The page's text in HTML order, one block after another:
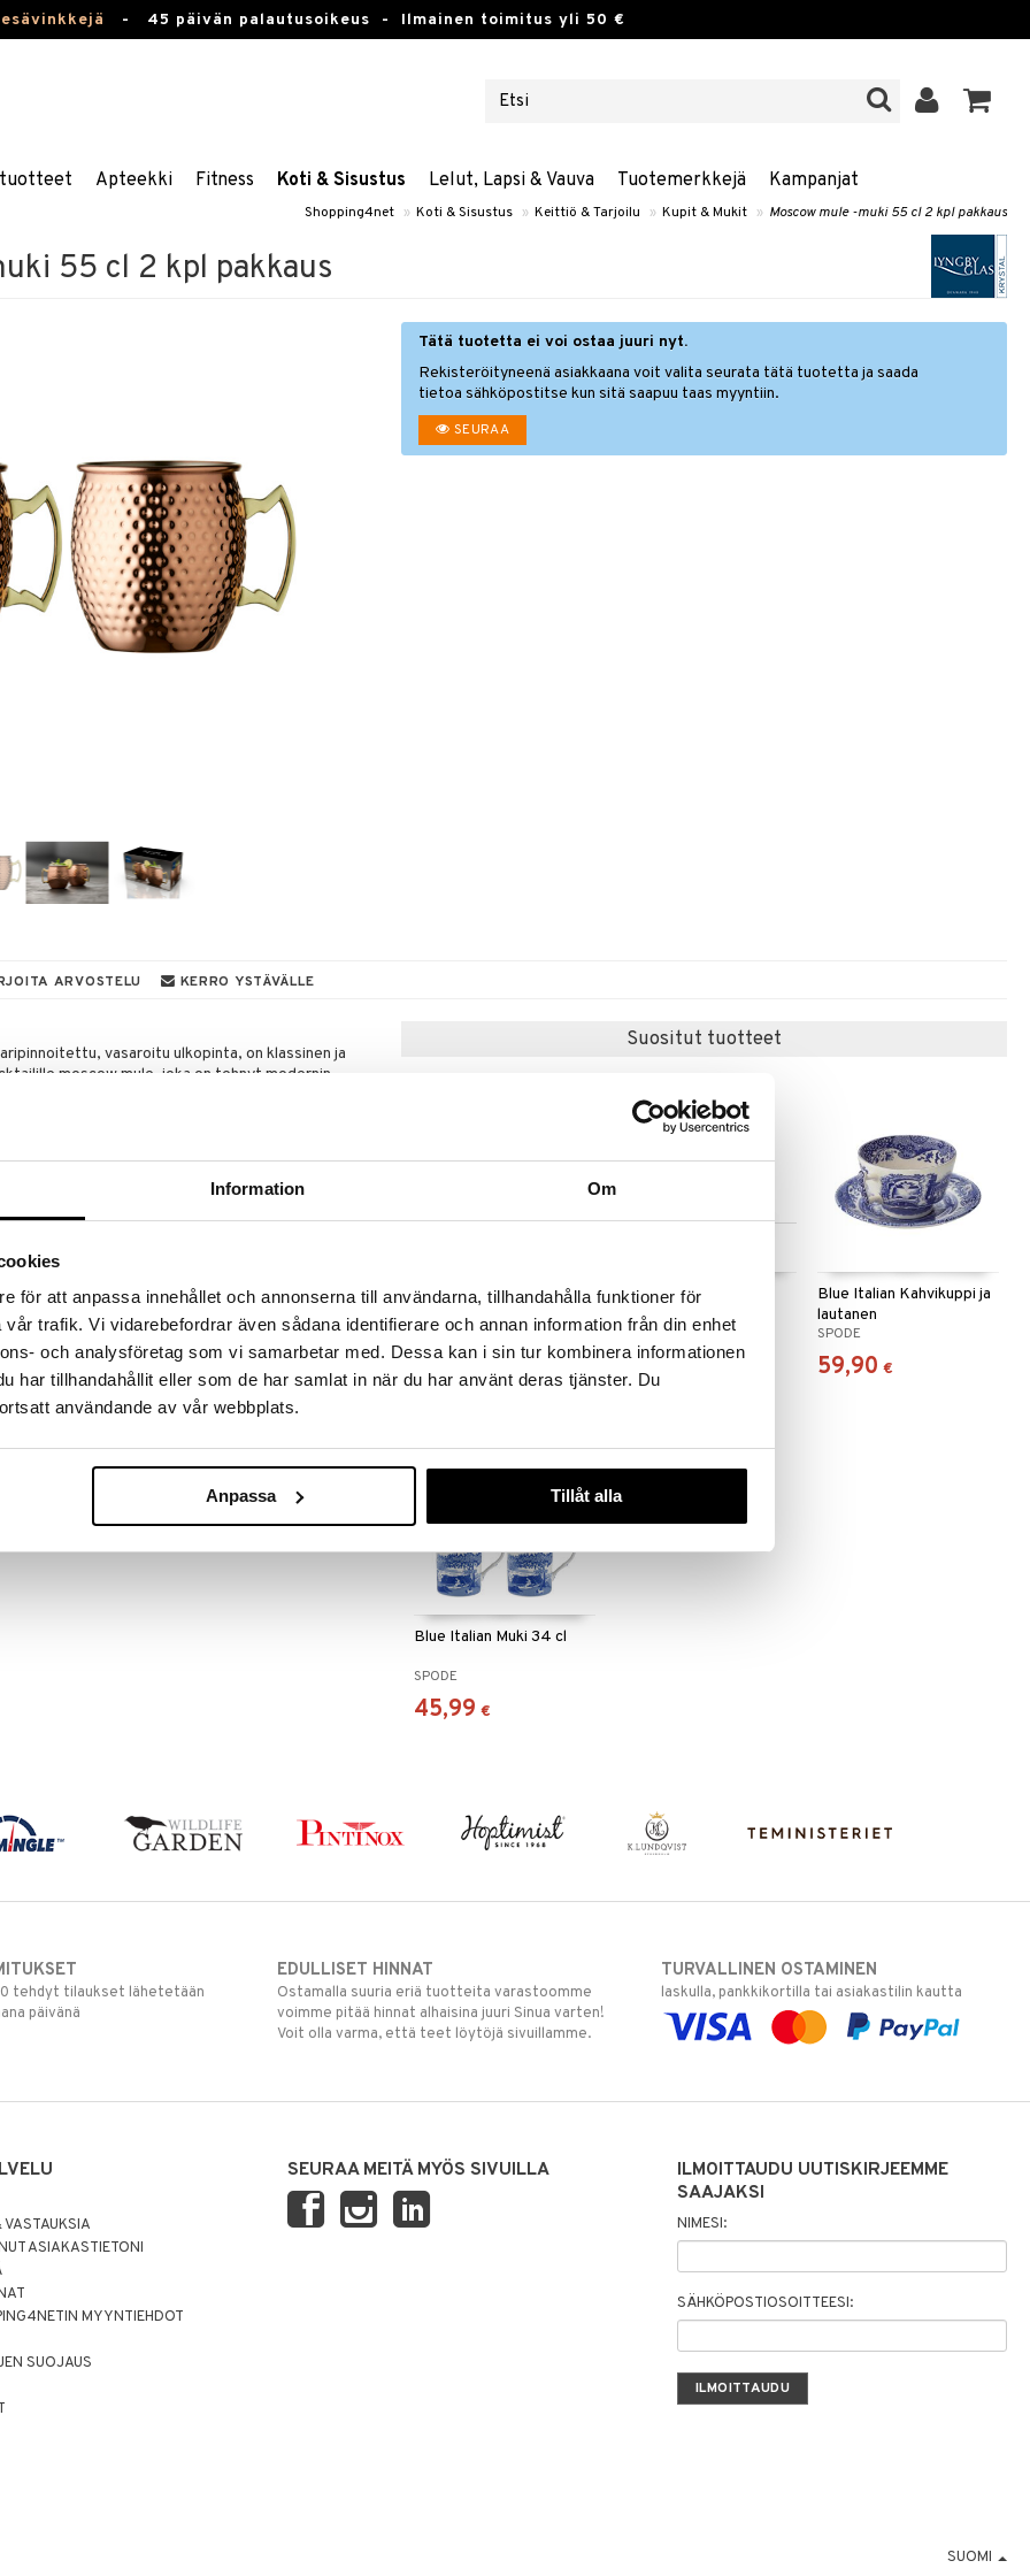
Information Om
för att anpassa innehållet och annonserna till användarna, tillhandahålla funktioner för
trafik. Vi vidarebefordrar även sådana identifierare och annan information från din enhet
och analysföretag som vi samarbetar med. Dessa kan i sin tur kombinera informationen
har tillhandahållit eller som de har samlat in när du har använt deras tjänster. Du
användande av vår webbplats.
Anpassa Tillåt alla
- 45 päivän palautusoikeus - Ilmainen toimitus yli 50 €
Apteekki Fitness Koti & Sisustus Lelut, Lapsi & Vauva Tuotemerkkejä Kampanjat
Shopping4net » Koti & Sisustus » Keittiö & Tarjoilu » Kupit & Mukit » Moscow mule -muki 55 cl 2 kpl pakkaus
55 cl 2 kpl pakkaus
Tätä tuotetta ei voi ostaa juuri nyt.
Rekisteröityneenä asiakkaana voit valita seurata tätä tuotetta ja saada
tietoa sähköpostitse kun sitä saapuu taas myyntiin.
SEURAA
ARVOSTELU KERRO YSTÄVÄLLE
vasaroitu ulkopinta, on klassinen ja
moscow mule, joka on tehnyt modernin
pysyy jääkylmänä. Muki on erittäin kevyt ja sen
Suositut tuotteet
Knabstrup Colorit Kuppi
KNABSTRUP KERAMIK
13
Design Letters
Posliinimuki A-Z
DESIGN LETTERS
alk.14
Blue Italian Kahvikuppi ja
lautanen
SPODE
59,90 €
Blue Italian Muki 34 cl
SPODE
45,99 €
tehdyt tilaukset lähetetään
päivänä
EDULLISET HINNAT
Ostamalla suuria eriä tuotteita varastoomme
voimme pitää hinnat alhaisina juuri Sinua varten!
Voit olla varma, että teet löytöjä sivuillamme.
TURVALLINEN OSTAMINEN
laskulla, pankkikortilla tai asiakastilin kautta
ASIAKASTIETONI
MYYNTIEHDOT
SUOJAUS
SEURAA MEITÄ MYÖS SIVUILLA
ILMOITTAUDU UUTISKIRJEEMME
SAAJAKSI
NIMESI:
SÄHKÖPOSTIOSOITTEESI:
SUOMI